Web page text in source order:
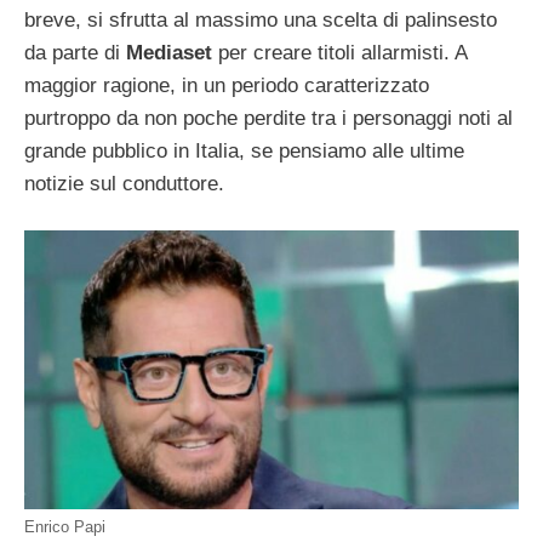
breve, si sfrutta al massimo una scelta di palinsesto
da parte di Mediaset per creare titoli allarmisti. A
maggior ragione, in un periodo caratterizzato
purtroppo da non poche perdite tra i personaggi noti al
grande pubblico in Italia, se pensiamo alle ultime
notizie sul conduttore.
Enrico Papi